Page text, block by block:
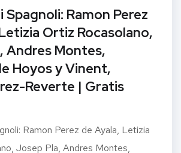
Ramon Perez
Ortiz Rocasolano,
Andres Montes,
Hoyos y Vinent,
Reverte | Gratis
Ramon Perez de Ayala, Letizia
Josep Pla, Andres Montes,